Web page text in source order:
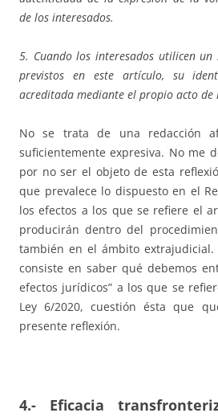
de los interesados.
5. Cuando los interesados utilicen
previstos en este artículo, su
acreditada mediante el propio acto de
No se trata de una redacción
suficientemente expresiva. No me
por no ser el objeto de esta
que prevalece lo dispuesto en el
los efectos a los que se refiere el
producirán dentro del
también en el ámbito extrajudicial.
consiste en saber qué debemos
efectos jurídicos” a los que se
Ley 6/2020, cuestión ésta que
presente reflexión.
4.- Eficacia